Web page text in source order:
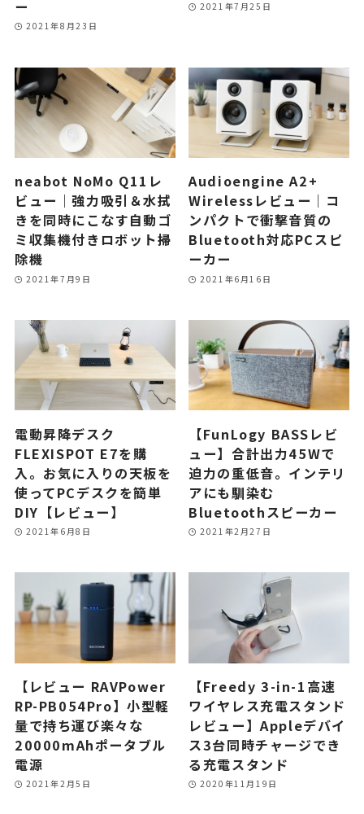
ー
2021年8月23日
2021年7月25日
neabot NoMo Q11レ
ビュー｜強力吸引＆水拭
きを同時にこなす自動ゴ
ミ収集機付きロボット掃
除機
2021年7月9日
Audioengine A2+
Wirelessレビュー｜コ
ンパクトで衝撃音質の
Bluetooth対応PCスピ
ーカー
2021年6月16日
電動昇降デスク
FLEXISPOT E7を購
入。お気に入りの天板を
使ってPCデスクを簡単
DIY【レビュー】
2021年6月8日
【FunLogy BASSレビ
ュー】合計出力45Wで
迫力の重低音。インテリ
アにも馴染む
Bluetoothスピーカー
2021年2月27日
【レビュー RAVPower
RP-PB054Pro】小型軽
量で持ち運び楽々な
20000mAhポータブル
電源
2021年2月5日
【Freedy 3-in-1高速
ワイヤレス充電スタンド
レビュー】Appleデバイ
ス3台同時チャージでき
る充電スタンド
2020年11月19日